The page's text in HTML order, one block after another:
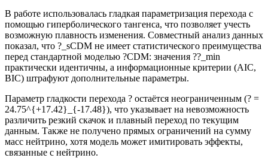
В работе использовалась гладкая параметризация перехода с
помощью гиперболического тангенса, что позволяет учесть
возможную плавность изменения. Совместный анализ данных
показал, что ?_sCDM не имеет статистического преимущества
перед стандартной моделью ?CDM: значения ??_min
практически идентичны, а информационные критерии (AIC,
BIC) штрафуют дополнительные параметры.
Параметр гладкости перехода ? остаётся неограниченным (? =
24.75^{+17.42}_{-17.48}), что указывает на невозможность
различить резкий скачок и плавный переход по текущим
данным. Также не получено прямых ограничений на сумму
масс нейтрино, хотя модель может имитировать эффекты,
связанные с нейтрино.